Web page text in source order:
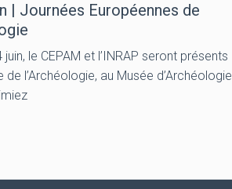
| Journées Européennes de
juin, le CEPAM et l’INRAP seront présents
de l’Archéologie, au Musée d’Archéologie